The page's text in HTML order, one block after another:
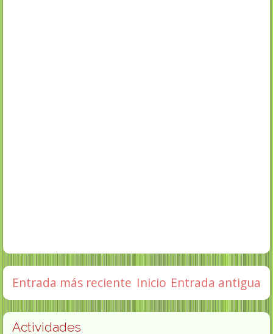
Entrada más reciente Entrada antigua
Inicio
Actividades